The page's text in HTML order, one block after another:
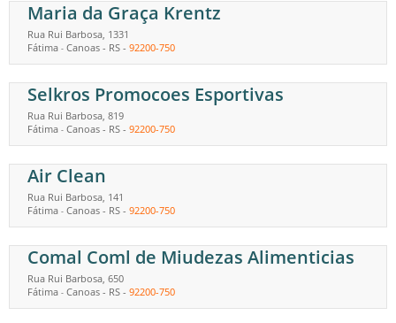
Maria da Graça Krentz
Rua Rui Barbosa, 1331
Fátima - Canoas - RS - 92200-750
Selkros Promocoes Esportivas
Rua Rui Barbosa, 819
Fátima - Canoas - RS - 92200-750
Air Clean
Rua Rui Barbosa, 141
Fátima - Canoas - RS - 92200-750
Comal Coml de Miudezas Alimenticias
Rua Rui Barbosa, 650
Fátima - Canoas - RS - 92200-750